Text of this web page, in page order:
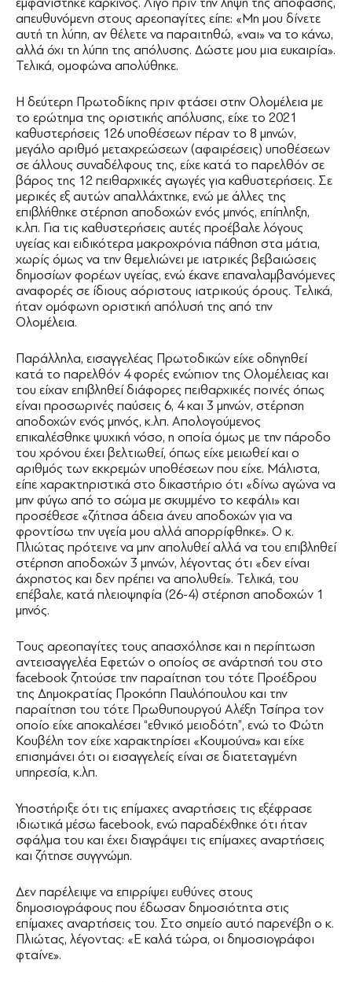
απευθυνόμενη στους αρεοπαγίτες είπε: «Μη μου δίνετε
αυτή τη λύπη, αν θέλετε να παραιτηθώ, «ναι» να το κάνω,
αλλά όχι τη λύπη της απόλυσης. Δώστε μου μια ευκαιρία».
Τελικά, ομοφώνα απολύθηκε.
Η δεύτερη Πρωτοδίκης πριν φτάσει στην Ολομέλεια με
το ερώτημα της οριστικής απόλυσης, είχε το 2021
καθυστερήσεις 126 υποθέσεων πέραν το 8 μηνών,
μεγάλο αριθμό μεταχρεώσεων (αφαιρέσεις) υποθέσεων
σε άλλους συναδέλφους της, είχε κατά το παρελθόν σε
βάρος της 12 πειθαρχικές αγωγές για καθυστερήσεις. Σε
μερικές εξ αυτών απαλλάχτηκε, ενώ με άλλες της
επιβλήθηκε στέρηση αποδοχών ενός μηνός, επίπληξη,
κ.λπ. Για τις καθυστερήσεις αυτές προέβαλε λόγους
υγείας και ειδικότερα μακροχρόνια πάθηση στα μάτια,
χωρίς όμως να την θεμελιώνει με ιατρικές βεβαιώσεις
δημοσίων φορέων υγείας, ενώ έκανε επαναλαμβανόμενες
αναφορές σε ίδιους αόριστους ιατρικούς όρους. Τελικά,
ήταν ομόφωνη οριστική απόλυσή της από την
Ολομέλεια.
Παράλληλα, εισαγγελέας Πρωτοδικών είχε οδηγηθεί
κατά το παρελθόν 4 φορές ενώπιον της Ολομέλειας και
του είχαν επιβληθεί διάφορες πειθαρχικές ποινές όπως
είναι προσωρινές παύσεις 6, 4 και 3 μηνών, στέρηση
αποδοχών ενός μηνός, κ.λπ. Απολογούμενος
επικαλέσθηκε ψυχική νόσο, η οποία όμως με την πάροδο
του χρόνου έχει βελτιωθεί, όπως είχε μειωθεί και ο
αριθμός των εκκρεμών υποθέσεων που είχε. Μάλιστα,
είπε χαρακτηριστικά στο δικαστήριο ότι «δίνω αγώνα να
μην φύγω από το σώμα με σκυμμένο το κεφάλι» και
προσέθεσε «ζήτησα άδεια άνευ αποδοχών για να
φροντίσω την υγεία μου αλλά απορρίφθηκε». Ο κ.
Πλιώτας πρότεινε να μην απολυθεί αλλά να του επιβληθεί
στέρηση αποδοχών 3 μηνών, λέγοντας ότι «δεν είναι
άχρηστος και δεν πρέπει να απολυθεί». Τελικά, του
επέβαλε, κατά πλειοψηφία (26-4) στέρηση αποδοχών 1
μηνός.
Τους αρεοπαγίτες τους απασχόλησε και η περίπτωση
αντεισαγγελέα Εφετών ο οποίος σε ανάρτησή του στο
facebook ζητούσε την παραίτηση του τότε Προέδρου
της Δημοκρατίας Προκόπη Παυλόπουλου και την
παραίτηση του τότε Πρωθυπουργού Αλέξη Τσίπρα τον
οποίο είχε αποκαλέσει “εθνικό μειοδότη”, ενώ το Φώτη
Κουβέλη τον είχε χαρακτηρίσει «Κουμούνα» και είχε
επισημάνει ότι οι εισαγγελείς είναι σε διατεταγμένη
υπηρεσία, κ.λπ.
Υποστήριξε ότι τις επίμαχες αναρτήσεις τις εξέφρασε
ιδιωτικά μέσω facebook, ενώ παραδέχθηκε ότι ήταν
σφάλμα του και έχει διαγράψει τις επίμαχες αναρτήσεις
και ζήτησε συγγνώμη.
Δεν παρέλειψε να επιρρίψει ευθύνες στους
δημοσιογράφους που έδωσαν δημοσιότητα στις
επίμαχες αναρτήσεις του. Στο σημείο αυτό παρενέβη ο κ.
Πλιώτας, λέγοντας: «Ε καλά τώρα, οι δημοσιογράφοι
φταίνε».